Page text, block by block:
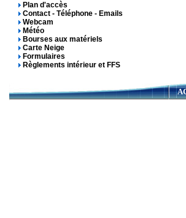
Plan d'accès
Contact - Téléphone - Emails
Webcam
Météo
Bourses aux matériels
Carte Neige
Formulaires
Règlements intérieur et FFS